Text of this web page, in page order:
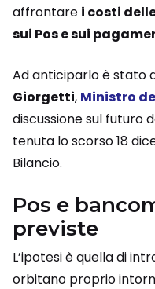
affrontare i costi
sui Pos e sui
Ad anticiparlo è stato
Giorgetti, Ministro
discussione sul futuro
tenuta lo scorso 18
Bilancio.
Pos e
previste
L’ipotesi è quella di
orbitano proprio